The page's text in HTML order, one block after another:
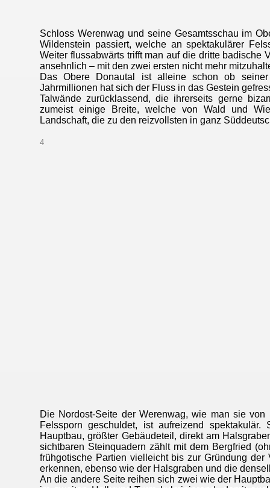
Schloss Werenwag und seine Gesamtsschau im
Wildenstein passiert, welche an spektakulärer
Weiter flussabwärts trifft man auf die dritte
ansehnlich – mit den zwei ersten nicht mehr
Das Obere Donautal ist alleine schon ob
Jahrmillionen hat sich der Fluss in das Gestein
Talwände zurücklassend, die ihrerseits gerne
zumeist einige Breite, welche von Wald und
Landschaft, die zu den reizvollsten in ganz
4
Die Nordost-Seite der Werenwag, wie man sie
Felssporn geschuldet, ist aufreizend
Hauptbau, größter Gebäudeteil, direkt am
sichtbaren Steinquadern zählt mit dem Bergfried
frühgotische Partien vielleicht bis zur Gründung
erkennen, ebenso wie der Halsgraben und die
An die andere Seite reihen sich zwei wie der